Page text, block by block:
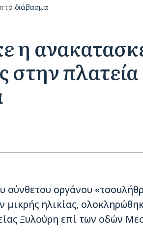
διάβασμα
η
στην
σύνθετου οργάνου
ηλικίας,
Ξυλούρη επί των οδών